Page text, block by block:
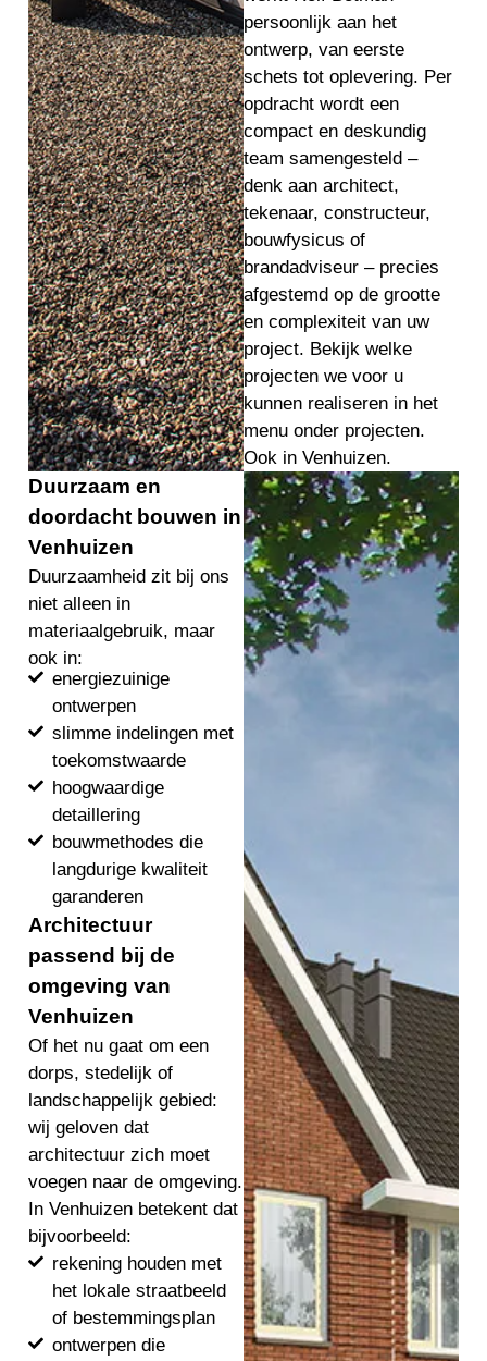
persoonlijk aan het
ontwerp, van eerste
schets tot oplevering. Per
opdracht wordt een
compact en deskundig
team samengesteld –
denk aan architect,
tekenaar, constructeur,
bouwfysicus of
brandadviseur – precies
afgestemd op de grootte
en complexiteit van uw
project. Bekijk welke
projecten we voor u
kunnen realiseren in het
menu onder projecten.
Ook in Venhuizen.
Duurzaam en
doordacht bouwen in
Venhuizen
Duurzaamheid zit bij ons
niet alleen in
materiaalgebruik, maar
ook in:
energiezuinige
ontwerpen
slimme indelingen met
toekomstwaarde
hoogwaardige
detaillering
bouwmethodes die
langdurige kwaliteit
garanderen
Architectuur
passend bij de
omgeving van
Venhuizen
Of het nu gaat om een
dorps, stedelijk of
landschappelijk gebied:
wij geloven dat
architectuur zich moet
voegen naar de omgeving.
In Venhuizen betekent dat
bijvoorbeeld:
rekening houden met
het lokale straatbeeld
of bestemmingsplan
ontwerpen die